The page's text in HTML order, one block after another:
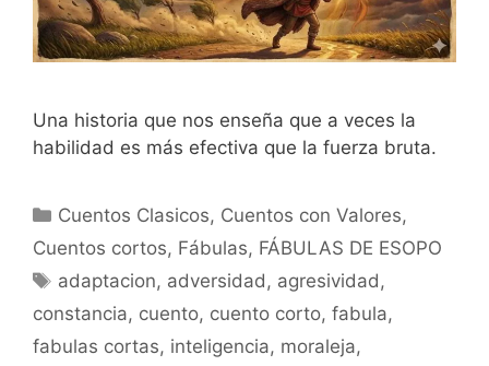
Una historia que nos enseña que a veces la
habilidad es más efectiva que la fuerza bruta.
Categorías
Cuentos Clasicos, Cuentos con Valores,
Cuentos cortos, Fábulas, FÁBULAS DE ESOPO
Etiquetas
adaptacion, adversidad , agresividad ,
constancia, cuento, cuento corto, fabula,
fabulas cortas, inteligencia, moraleja,